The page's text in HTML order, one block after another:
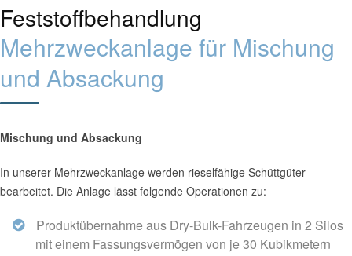
Feststoffbehandlung
Mehrzweckanlage für Mischung
und Absackung
Mischung und Absackung
In unserer Mehrzweckanlage werden rieselfähige Schüttgüter
bearbeitet. Die Anlage lässt folgende Operationen zu:
Produktübernahme aus Dry-Bulk-Fahrzeugen in 2 Silos
mit einem Fassungsvermögen von je 30 Kubikmetern